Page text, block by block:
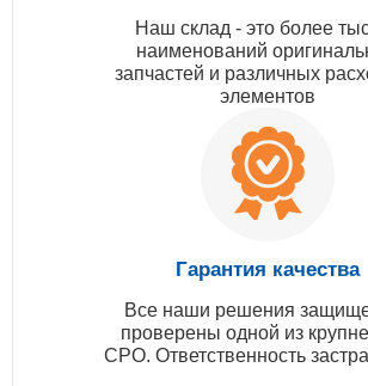
Наш склад - это более
наименований
запчастей и различных
элементов
Гарантия качества
Все наши решения
проверены одной из
СРО. Ответственность